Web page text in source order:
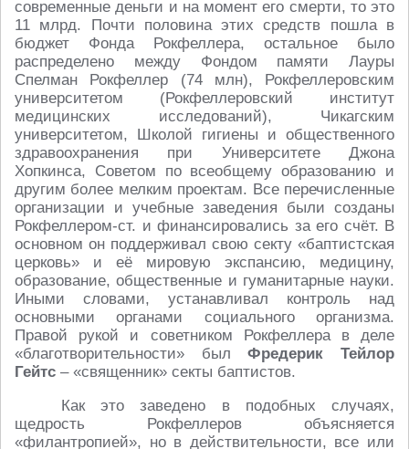
современные деньги и на момент его смерти, то это
11 млрд. Почти половина этих средств пошла в
бюджет Фонда Рокфеллера, остальное было
распределено между Фондом памяти Лауры
Спелман Рокфеллер (74 млн), Рокфеллеровским
университетом (Рокфеллеровский институт
медицинских исследований), Чикагским
университетом, Школой гигиены и общественного
здравоохранения при Университете Джона
Хопкинса, Советом по всеобщему образованию и
другим более мелким проектам. Все перечисленные
организации и учебные заведения были созданы
Рокфеллером-ст. и финансировались за его счёт. В
основном он поддерживал свою секту «баптистская
церковь» и её мировую экспансию, медицину,
образование, общественные и гуманитарные науки.
Иными словами, устанавливал контроль над
основными органами социального организма.
Правой рукой и советником Рокфеллера в деле
«благотворительности» былФредерик Тейлор
Гейтс – «священник» секты баптистов.
Как это заведено в подобных случаях,
щедрость Рокфеллеров объясняется
«филантропией», но в действительности, все или